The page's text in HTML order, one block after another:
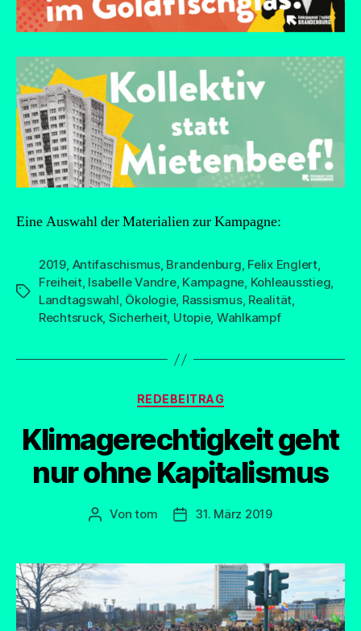
Eine Auswahl der Materialien zur Kampagne:
Schlagwörter
2019, Antifaschismus, Brandenburg, Felix Englert,
Freiheit, Isabelle Vandre, Kampagne, Kohleausstieg,
Landtagswahl, Ökologie, Rassismus, Realität,
Rechtsruck, Sicherheit, Utopie, Wahlkampf
Kategorien
REDEBEITRAG
Klimagerechtigkeit geht
nur ohne Kapitalismus
Beitragsautor
Vontom Beitragsdatum
31. März 2019